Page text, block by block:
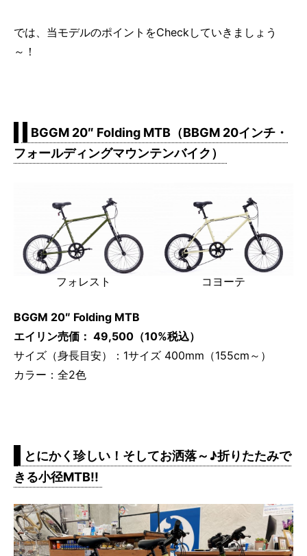
では、当モデルのポイントをCheckしていきましょう
～！
BGGM 20″ Folding MTB（BBGM 20インチ・
フォールディングマウンテンバイク）
フォレスト コヨーテ
BGGM 20″ Folding MTB
エイリン売価： 49,500（10%税込）
サイズ（身長目安）：1サイズ 400mm（155cm～）
カラー：全2色
とにかく珍しい！そしてお洒落～♪折りたたみで
きる小径MTB!!